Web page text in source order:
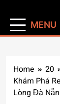
MENU
Home 20
Khám Phá
Lòng Đà